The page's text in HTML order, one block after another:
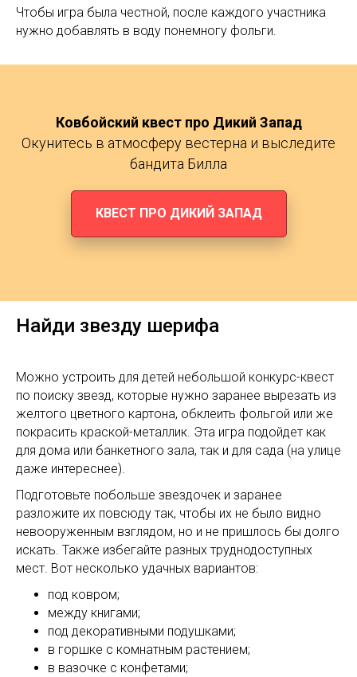
Чтобы игра была честной, после каждого участника
нужно добавлять в воду понемногу фольги.
Ковбойский квест про Дикий Запад
Окунитесь в атмосферу вестерна и выследите
бандита Билла
КВЕСТ ПРО ДИКИЙ ЗАПАД
Найди звезду шерифа
Можно устроить для детей небольшой конкурс-квест
по поиску звезд, которые нужно заранее вырезать из
желтого цветного картона, обклеить фольгой или же
покрасить краской-металлик. Эта игра подойдет как
для дома или банкетного зала, так и для сада (на улице
даже интереснее).
Подготовьте побольше звездочек и заранее
разложите их повсюду так, чтобы их не было видно
невооруженным взглядом, но и не пришлось бы долго
искать. Также избегайте разных труднодоступных
мест. Вот несколько удачных вариантов:
под ковром;
между книгами;
под декоративными подушками;
в горшке с комнатным растением;
в вазочке с конфетами;